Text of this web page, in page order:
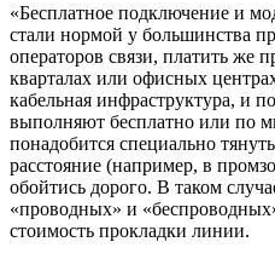
«Бесплатное подключение и
стали нормой у большинства
операторов связи, платить же
кварталах или офисных
кабельная инфраструктура, и
выполняют бесплатно или по
понадобится специально
расстояние (например, в
обойтись дорого. В таком
«проводных» и
стоимость прокладки линии.